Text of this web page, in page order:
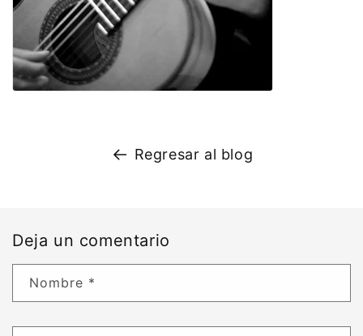
Regresar al blog
Deja un comentario
Nombre *